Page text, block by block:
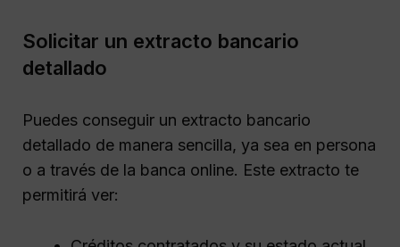
Solicitar un extracto bancario
detallado
Puedes conseguir un extracto bancario
detallado de manera sencilla, ya sea en persona
o a través de la banca online. Este extracto te
permitirá ver: